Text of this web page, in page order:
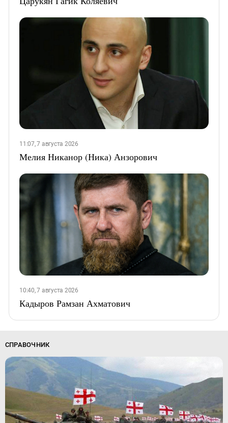
11:07, 7 августа 2026
Мелия Никанор (Ника) Анзорович
10:40, 7 августа 2026
Кадыров Рамзан Ахматович
СПРАВОЧНИК